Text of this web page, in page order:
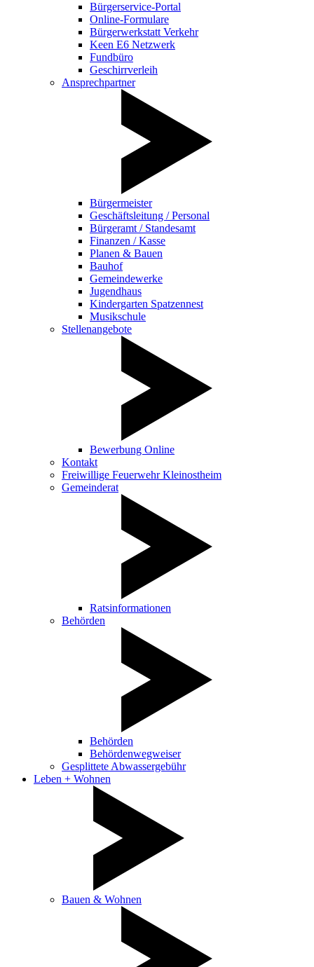
Bürgerservice-Portal
Online-Formulare
Bürgerwerkstatt Verkehr
Keen E6 Netzwerk
Fundbüro
Geschirrverleih
Ansprechpartner
Bürgermeister
Geschäftsleitung / Personal
Bürgeramt / Standesamt
Finanzen / Kasse
Planen & Bauen
Bauhof
Gemeindewerke
Jugendhaus
Kindergarten Spatzennest
Musikschule
Stellenangebote
Bewerbung Online
Kontakt
Freiwillige Feuerwehr Kleinostheim
Gemeinderat
Ratsinformationen
Behörden
Behörden
Behördenwegweiser
Gesplittete Abwassergebühr
Leben + Wohnen
Bauen & Wohnen